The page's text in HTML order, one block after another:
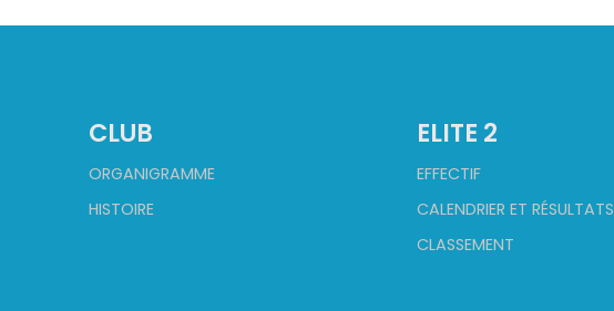
CLUB
ORGANIGRAMME
HISTOIRE
ELITE 2
EFFECTIF
CALENDRIER ET RÉSULTATS
CLASSEMENT